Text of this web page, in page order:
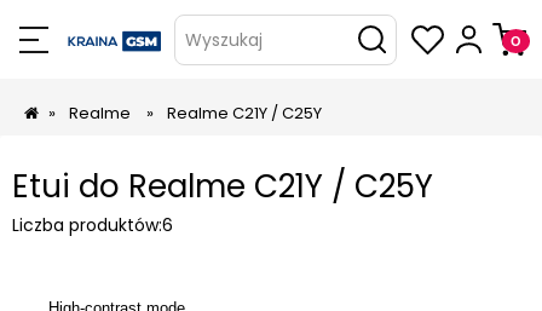
Wyszukaj
» Realme » Realme C21Y / C25Y
Etui do Realme C21Y / C25Y
Liczba produktów:6